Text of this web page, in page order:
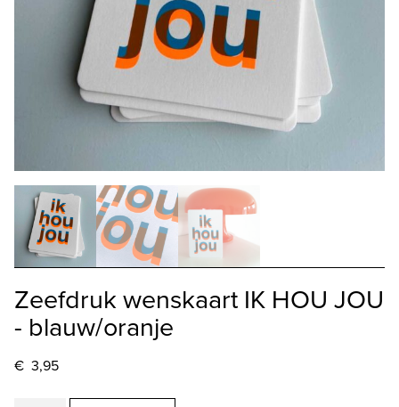
Zeefdruk wenskaart IK HOU JOU
- blauw/oranje
€ 3,95